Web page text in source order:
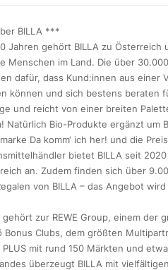
BILLA ***
Jahren gehört BILLA zu
Menschen im Land. Die über
dafür, dass Kund:innen aus
können und sich bestens beraten
und reicht von einer breiten
Natürlich Bio-Produkte ergänzt um
Da komm‘ ich her! und die
bietet BILLA seit
an. Zudem finden sich über
von BILLA – das Angebot
gehört zur REWE Group, einem der
Bonus Clubs, dem größten
PLUS mit rund 150 Märkten und
überzeugt BILLA mit